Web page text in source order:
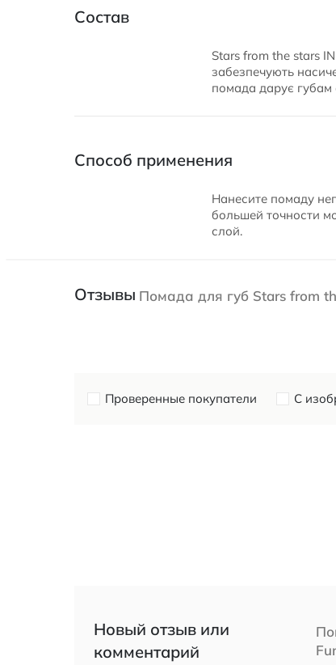
Состав
Stars from the stars
забезпечують
помада дарує губам
Способ применения
Нанесите помаду
большей точности
слой.
Отзывы Помада для губ Stars from
Проверенные покупатели С
Новый отзыв или
комментарий